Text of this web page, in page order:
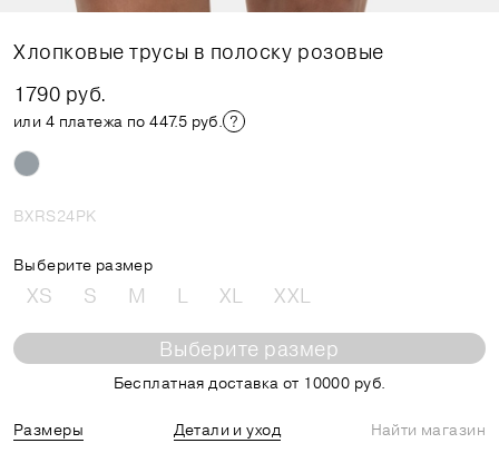
Хлопковые трусы в полоску розовые
1790 руб.
или 4 платежа по 447.5 руб.
BXRS24PK
Выберите размер
XS S M L XL XXL
Выберите размер
Бесплатная доставка от 10000 руб.
Размеры Детали и уход
Найти магазин